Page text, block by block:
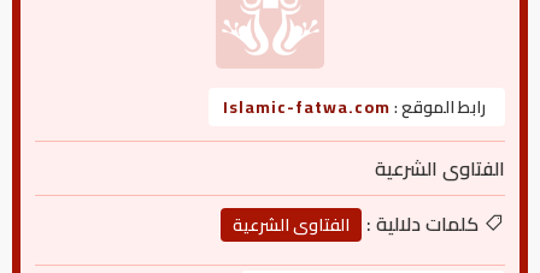
رابط الموقع :Islamic-fatwa.com
الفتاوى الشرعية
كلمات دلالية :
الفتاوى الشرعية